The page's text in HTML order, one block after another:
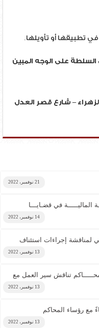
السلطة على الوجه المبين
– شارع قصر العدل
21 نوفمبر، 2022
في قضـايـــا
14 نوفمبر، 2022
لمناقشة إجراءات استئناف
13 نوفمبر، 2022
تناقش سير العمل مع
13 نوفمبر، 2022
مع رؤساء المحاكم
13 نوفمبر، 2022